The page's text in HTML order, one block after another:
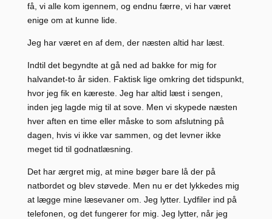
få, vi alle kom igennem, og endnu færre, vi har været
enige om at kunne lide.
Jeg har været en af dem, der næsten altid har læst.
Indtil det begyndte at gå ned ad bakke for mig for
halvandet-to år siden. Faktisk lige omkring det tidspunkt,
hvor jeg fik en kæreste. Jeg har altid læst i sengen,
inden jeg lagde mig til at sove. Men vi skypede næsten
hver aften en time eller måske to som afslutning på
dagen, hvis vi ikke var sammen, og det levner ikke
meget tid til godnatlæsning.
Det har ærgret mig, at mine bøger bare lå der på
natbordet og blev støvede. Men nu er det lykkedes mig
at lægge mine læsevaner om. Jeg lytter. Lydfiler ind på
telefonen, og det fungerer for mig. Jeg lytter, når jeg